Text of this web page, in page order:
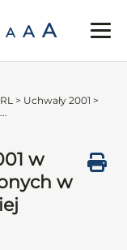
A A A
> Uchwały 2001 >
w
w